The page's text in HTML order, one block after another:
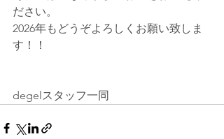
ださい。
2026年もどうぞよろしくお願い致しま
す！！
degelスタッフ一同